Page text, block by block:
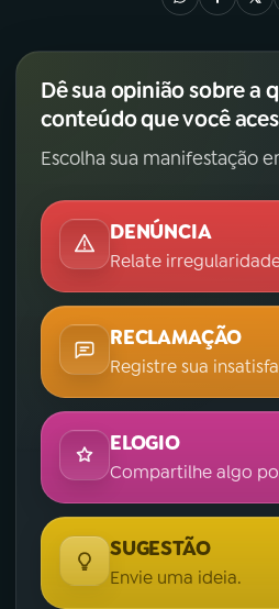
Dê sua opinião sobre a
conteúdo que você
Escolha sua manifestação
DENÚNCIA
Relate
RECLAMAÇÃO
Registre sua
ELOGIO
Compartilhe algo
SUGESTÃO
Envie uma ideia.